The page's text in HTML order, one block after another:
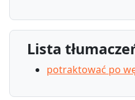
Lista
potraktować po